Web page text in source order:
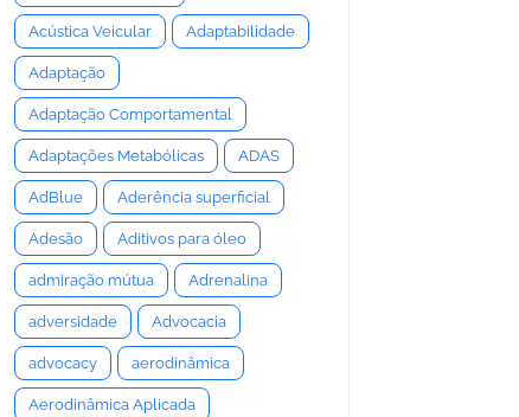
Acústica Veicular Adaptabilidade
Adaptação
Adaptação Comportamental
Adaptações Metabólicas ADAS
AdBlue Aderência superficial
Adesão Aditivos para óleo
admiração mútua Adrenalina
adversidade Advocacia
advocacy aerodinâmica
Aerodinâmica Aplicada